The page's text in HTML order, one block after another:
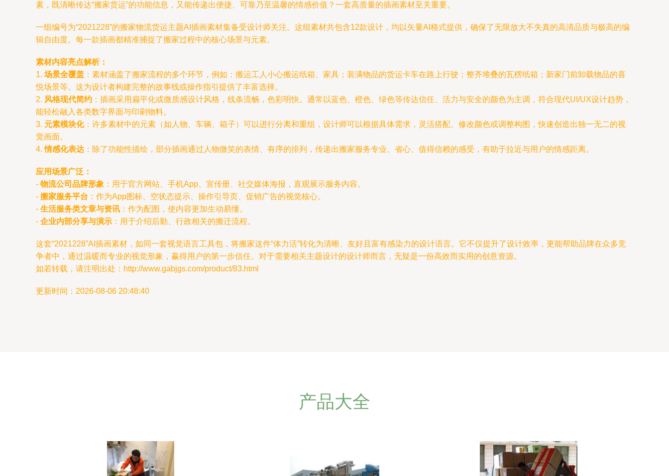
素，既清晰传达“搬家货运”的功能信息，又能传递出便捷、可靠乃至温馨的情感价值？一套高质量的插画素材至关重要。
一组编号为“2021228”的搬家物流货运主题AI插画素材集备受设计师关注。这组素材共包含12款设计，均以矢量AI格式提供，确保了无限放大不失真的高清品质与极高的编
辑自由度。每一款插画都精准捕捉了搬家过程中的核心场景与元素。
素材内容亮点解析：
1. 场景全覆盖 ：素材涵盖了搬家流程的多个环节，例如：搬运工人小心搬运纸箱、家具；装满物品的货运卡车在路上行驶；整齐堆叠的瓦楞纸箱；新家门前卸载物品的喜
悦场景等。这为设计者构建完整的故事线或操作指引提供了丰富选择。
2. 风格现代简约 ：插画采用扁平化或微质感设计风格，线条流畅，色彩明快。通常以蓝色、橙色、绿色等传达信任、活力与安全的颜色为主调，符合现代UI/UX设计趋势，
能轻松融入各类数字界面与印刷物料。
3. 元素模块化：许多素材中的元素（如人物、车辆、箱子）可以进行分离和重组，设计师可以根据具体需求，灵活搭配、修改颜色或调整构图，快速创造出独一无二的视
觉画面。
4.情感化表达 ：除了功能性描绘，部分插画通过人物微笑的表情、有序的排列，传递出搬家服务专业、省心、值得信赖的感受，有助于拉近与用户的情感距离。
应用场景广泛：
- 物流公司品牌形象 ：用于官方网站、手机App、宣传册、社交媒体海报，直观展示服务内容。
- 搬家服务平台 ：作为App图标、空状态提示、操作引导页、促销广告的视觉核心。
- 生活服务类文章与资讯 ：作为配图，使内容更加生动易懂。
- 企业内部分享与演示 ：用于介绍后勤、行政相关的搬迁流程。
这套“2021228”AI插画素材，如同一套视觉语言工具包，将搬家这件“体力活”转化为清晰、友好且富有感染力的设计语言。它不仅提升了设计效率，更能帮助品牌在众多竞
争者中，通过温暖而专业的视觉形象，赢得用户的第一步信任。对于需要相关主题设计的设计师而言，无疑是一份高效而实用的创意资源。
如若转载，请注明出处：http://www.gabjgs.com/product/83.html
更新时间：2026-08-06 20:48:40
产品大全